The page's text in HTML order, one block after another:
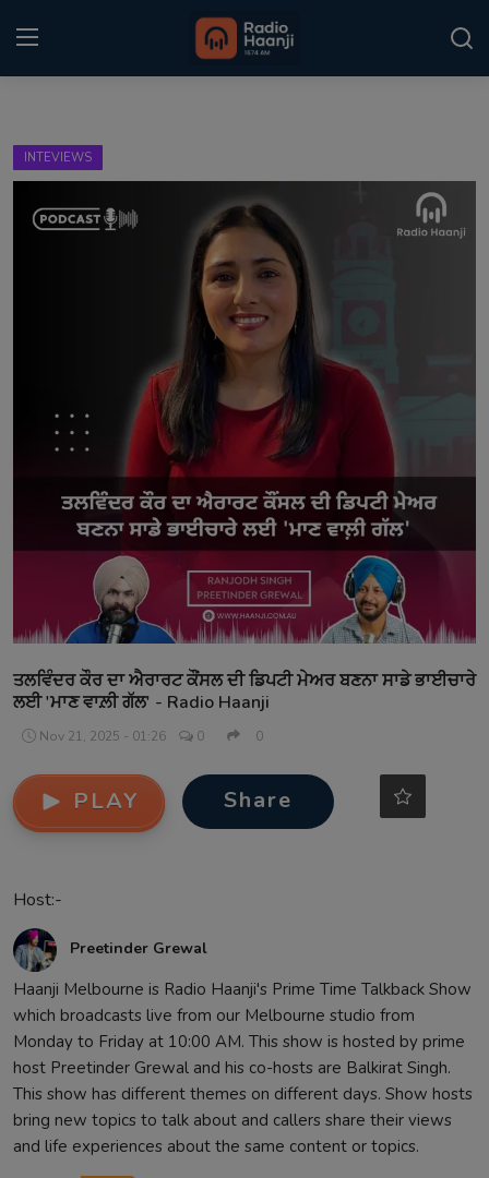
Home
Punjabi Podcast
Matrimonial
INTEVIEWS
ਤਲਵਿੰਦਰ ਕੌਰ ਦਾ ਐਰਾਰਟ ਕੌਂਸਲ ਦੀ ਡਿਪਟੀ ਮੇਅਰ ਬਣਨਾ ਸਾਡੇ ਭਾਈਚਾਰੇ
ਲਈ 'ਮਾਣ ਵਾਲ਼ੀ ਗੱਲ' - Radio Haanji
Nov 21, 2025 - 01:26 0 0
PLAY Share
Host:-
Preetinder Grewal
Haanji Melbourne is Radio Haanji's Prime Time Talkback Show
which broadcasts live from our Melbourne studio from
Monday to Friday at 10:00 AM. This show is hosted by prime
host Preetinder Grewal and his co-hosts are Balkirat Singh.
This show has different themes on different days. Show hosts
bring new topics to talk about and callers share their views
and life experiences about the same content or topics.